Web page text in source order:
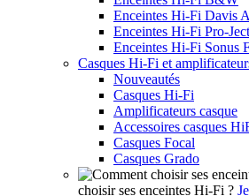
Enceintes Hi-Fi Davis
Enceintes Hi-Fi Pro-Ject
Enceintes Hi-Fi Sonus
Casques Hi-Fi et
Nouveautés
Casques Hi-Fi
Amplificateurs casque
Accessoires casques
Casques Focal
Casques Grado
choisir ses enceintes Hi-Fi ?